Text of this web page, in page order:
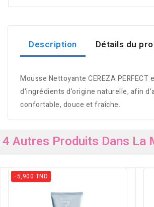
Description Détails du
Mousse Nettoyante CEREZA
d'ingrédients d'origine naturelle, afin
confortable, douce et fraîche.
4 Autres Produits Dans La
-5,900 TND